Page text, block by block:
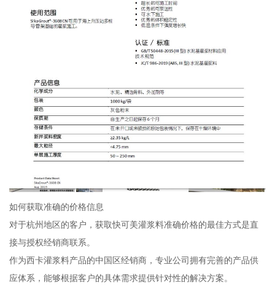
如何获取准确的价格信息
对于杭州地区的客户，获取快可美灌浆料准确价格的最佳方式是直
接与授权经销商联系。
作为西卡灌浆料产品的中国区经销商，专业公司拥有完善的产品供
应体系，能够根据客户的具体需求提供针对性的解决方案。